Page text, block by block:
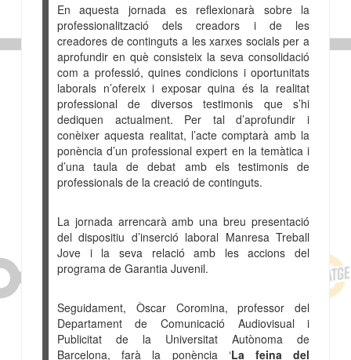
En aquesta jornada es reflexionarà sobre la
professionalització dels creadors i de les
creadores de continguts a les xarxes socials per a
aprofundir en què consisteix la seva consolidació
com a professió, quines condicions i oportunitats
laborals n’ofereix i exposar quina és la realitat
professional de diversos testimonis que s’hi
dediquen actualment. Per tal d’aprofundir i
conèixer aquesta realitat, l’acte comptarà amb la
ponència d’un professional expert en la temàtica i
d’una taula de debat amb els testimonis de
professionals de la creació de continguts.
La jornada arrencarà amb una breu presentació
del dispositiu d’inserció laboral Manresa Treball
Jove i la seva relació amb les accions del
programa de Garantia Juvenil.
Seguidament, Òscar Coromina, professor del
Departament de Comunicació Audiovisual i
Publicitat de la Universitat Autònoma de
Barcelona, farà la ponència ‘La feina del